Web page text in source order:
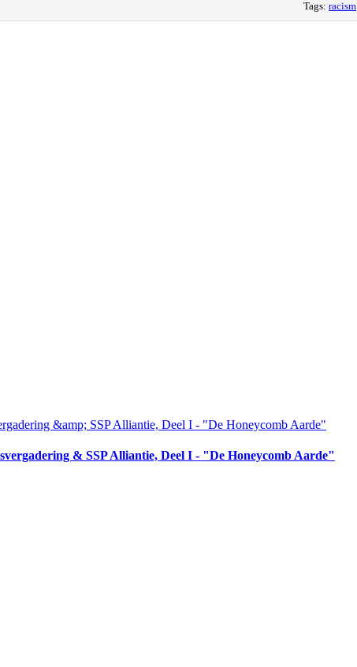
Tags:racism
& SSP Alliantie, Deel I - "De Honeycomb Aarde"